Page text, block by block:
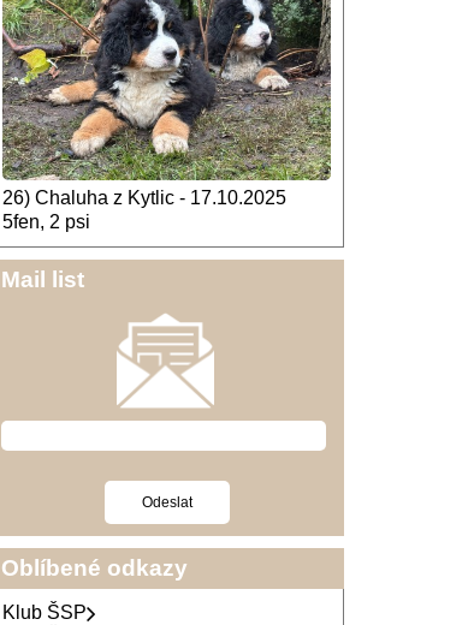
26) Chaluha z Kytlic - 17.10.2025
5fen, 2 psi
Mail list
Oblíbené odkazy
Klub ŠSP